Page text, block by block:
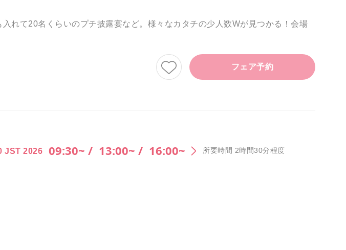
れて20名くらいのプチ披露宴など。様々なカタチの少人数Wが見つかる！会場
フェア予約
JST 2026 09:30~ / 13:00~ / 16:00~ 所要時間 2時間30分程度